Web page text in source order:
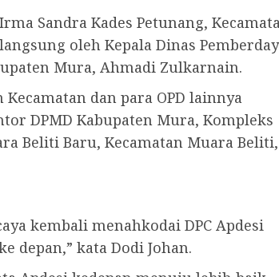
Sandra Kades Petunang,
oleh Kepala Dinas
Mura, Ahmadi Zulkarnain.
dan para OPD lainnya
DPMD Kabupaten Mura, Kompleks
Beliti Baru, Kecamatan Muara Beliti,
kembali menahkodai DPC Apdesi
depan,” kata Dodi Johan.